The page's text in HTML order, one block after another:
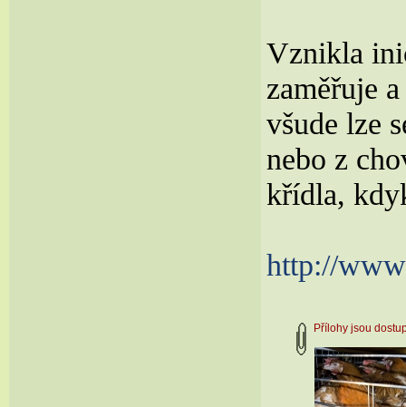
Vznikla
zaměřuje
všude lze
nebo z
křídla,
http://
Přílohy jsou